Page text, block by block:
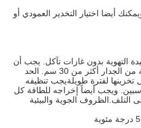
أيضا اختيار التخدير العمودي أو
التهوية بدون غازات تآكل. يجب أن
يكون ارتفاعه فوق الأرض والمسافة من الجدار أكثر من 30 سم. الحد
6 حاويات.قبل تخزينها لفترة طويلةيجب تنظيفه
ويجب أيضاً إخراجه للطاقة كل
التلف.الظروف الجوية والبيئية